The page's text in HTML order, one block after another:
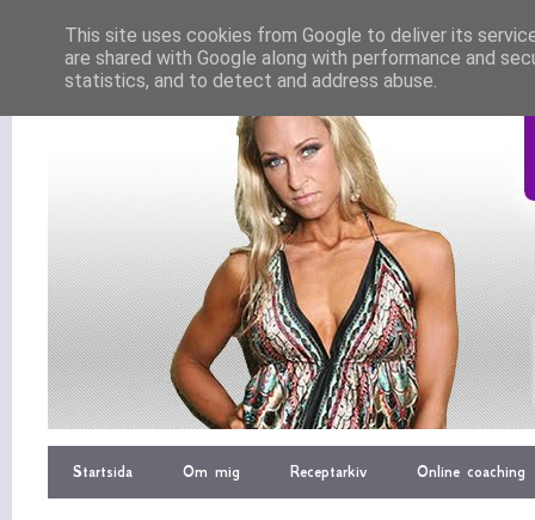
Startsida Om mig Receptarkiv Online coaching
This site uses cookies from Google to deliver its
are shared with Google along with performance and
statistics, and to detect and address abuse.